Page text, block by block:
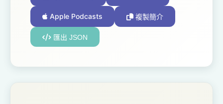
Apple Podcasts 複製簡介
匯出 JSON